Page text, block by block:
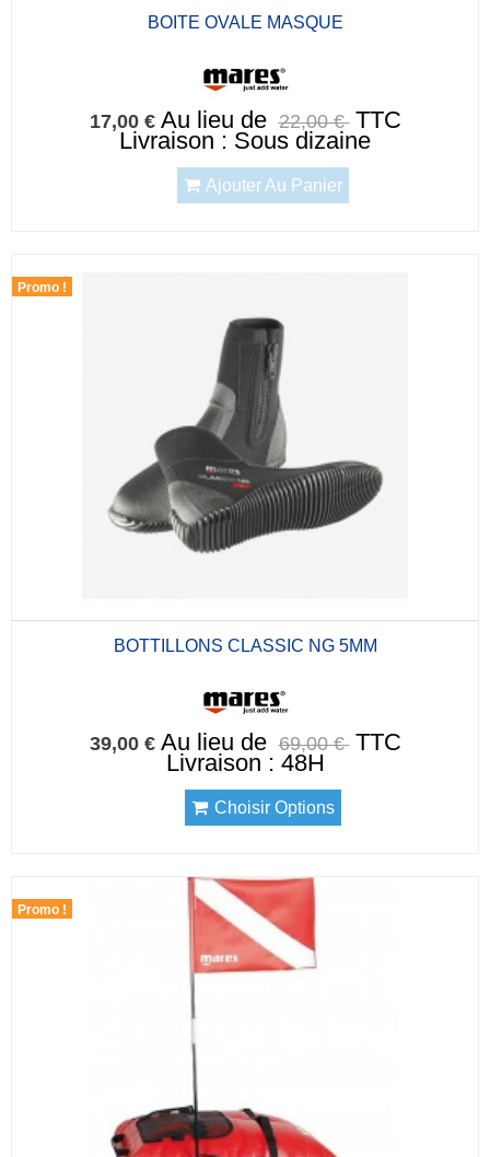
BOITE OVALE MASQUE
17,00 € Au lieu de 22,00 € TTC
Livraison : Sous dizaine
Ajouter Au Panier
Promo !
BOTTILLONS CLASSIC NG 5MM
39,00 € Au lieu de 69,00 € TTC
Livraison : 48H
Choisir Options
Promo !